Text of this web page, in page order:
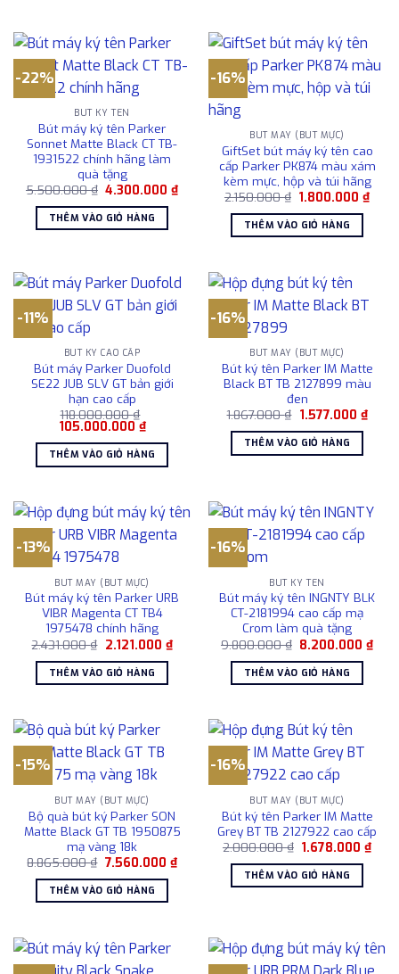
-22%
BÚT KÝ TÊN
Bút máy ký tên Parker
Sonnet Matte Black CT TB-
1931522 chính hãng làm
quà tặng
5.500.000₫ Giá
là:
5.500.000 ₫.
4.300.000₫Giá
hiện
4.300.000 ₫.
THÊM VÀO GIỎ HÀNG
-16%
BÚT MÁY (BÚT MỰC)
GiftSet bút máy ký tên cao
cấp Parker PK874 màu xám
kèm mực, hộp và túi hãng
2.150.000₫ Giá
là:
2.150.000 ₫.
1.800.000₫Giá
hiện
THÊM VÀO GIỎ HÀNG
-11%
BÚT KÝ CAO CẤP
Bút máy Parker Duofold
SE22 JUB SLV GT bản giới
hạn cao cấp
118.000.000₫
Giá
là:
118.000.000 ₫.
105.000.000 ₫Giá
tại
là:
105.000.000 ₫.
THÊM VÀO GIỎ HÀNG
-16%
BÚT MÁY (BÚT MỰC)
Bút ký tên Parker IM Matte
Black BT TB 2127899 màu
đen
1.867.000₫ Giá
là:
1.867.000 ₫.
1.577.000 ₫Giá
THÊM VÀO GIỎ HÀNG
-13%
BÚT MÁY (BÚT MỰC)
Bút máy ký tên Parker URB
VIBR Magenta CT TB4
1975478 chính hãng
2.431.000₫ Giá
là:
2.431.000 ₫.
2.121.000 ₫Giá
hiện
2.121.000 ₫.
THÊM VÀO GIỎ HÀNG
-16%
BÚT KÝ TÊN
Bút máy ký tên INGNTY BLK
CT-2181994 cao cấp mạ
Crom làm quà tặng
9.800.000₫ Giá
là:
9.800.000 ₫.
8.200.000₫Giá
hiện
THÊM VÀO GIỎ HÀNG
-15%
BÚT MÁY (BÚT MỰC)
Bộ quà bút ký Parker SON
Matte Black GT TB 1950875
mạ vàng 18k
8.865.000₫ Giá
là:
8.865.000 ₫.
7.560.000 ₫Giá
hiện
THÊM VÀO GIỎ HÀNG
-16%
BÚT MÁY (BÚT MỰC)
Bút ký tên Parker IM Matte
Grey BT TB 2127922 cao cấp
2.000.000₫ Giá
là:
2.000.000 ₫.
1.678.000₫Giá
hiện
THÊM VÀO GIỎ HÀNG